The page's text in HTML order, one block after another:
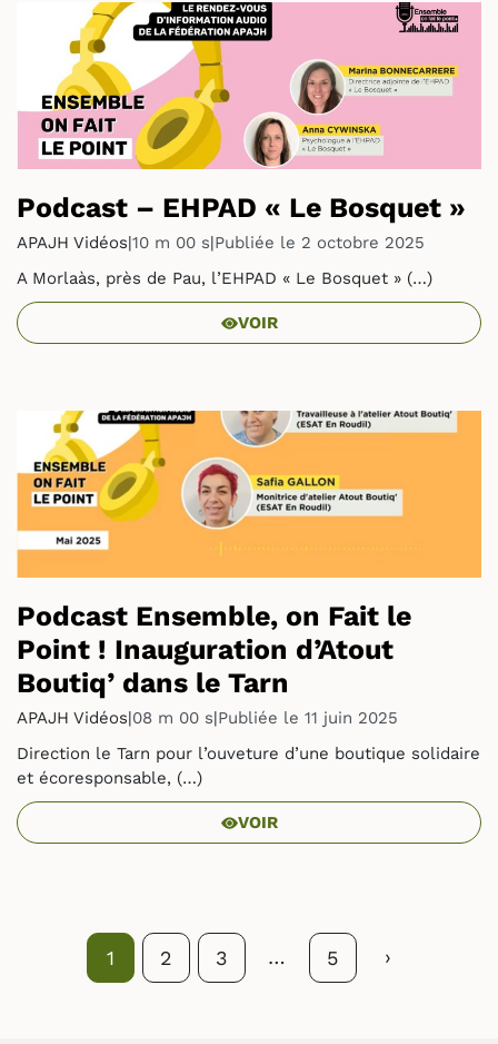
Podcast – EHPAD « Le Bosquet »
APAJH Vidéos|10 m 00 s|Publiée le 2 octobre 2025
A Morlaàs, près de Pau, l’EHPAD « Le Bosquet » (…)
VOIR
Podcast Ensemble, on Fait le
Point ! Inauguration d’Atout
Boutiq’ dans le Tarn
APAJH Vidéos|08 m 00 s|Publiée le 11 juin 2025
Direction le Tarn pour l’ouveture d’une boutique solidaire
et écoresponsable, (…)
VOIR
Page
1 Page
2 Page
3 … Page
5 Suivant
›